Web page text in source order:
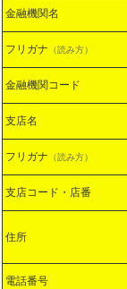
金融機関名
フリガナ （読み方）
金融機関コード
支店名
フリガナ （読み方）
支店コード・店番
住所
電話番号